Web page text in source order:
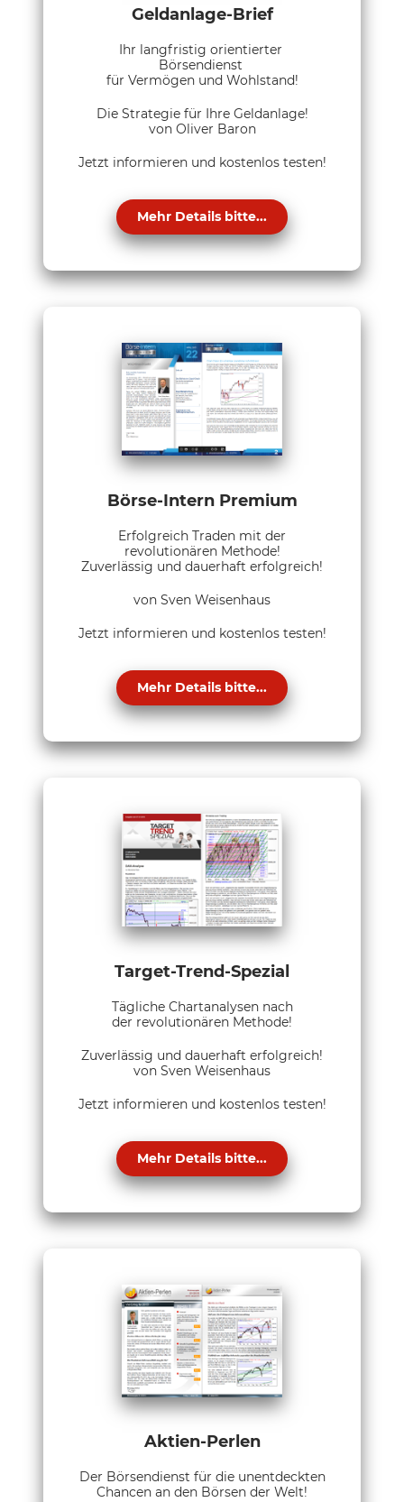
Geldanlage-Brief
Ihr langfristig orientierter
Börsendienst
für Vermögen und Wohlstand!
Die Strategie für Ihre Geldanlage!
von Oliver Baron
Jetzt informieren und kostenlos testen!
Mehr Details bitte...
Börse-Intern Premium
Erfolgreich Traden mit der
revolutionären Methode!
Zuverlässig und dauerhaft erfolgreich!
von Sven Weisenhaus
Jetzt informieren und kostenlos testen!
Mehr Details bitte...
Target-Trend-Spezial
Tägliche Chartanalysen nach
der revolutionären Methode!
Zuverlässig und dauerhaft erfolgreich!
von Sven Weisenhaus
Jetzt informieren und kostenlos testen!
Mehr Details bitte...
Aktien-Perlen
Der Börsendienst für die unentdeckten
Chancen an den Börsen der Welt!